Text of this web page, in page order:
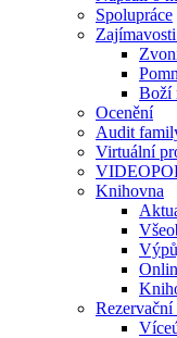
Spolupráce
Boží
Ocenění
Audit
Virtuální
Knihovna
Rezervační